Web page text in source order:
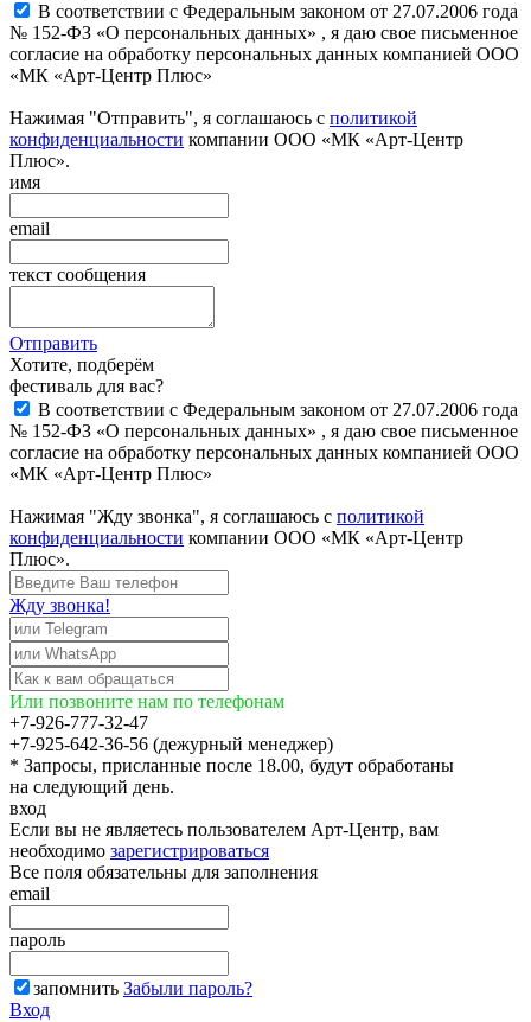
В соответствии с Федеральным законом от 27.07.2006 года
№ 152-ФЗ «О персональных данных» , я даю свое письменное
согласие на обработку персональных данных компанией ООО
«МК «Арт-Центр Плюс»
Нажимая "Отправить", я соглашаюсь с политикой
конфиденциальности компании ООО «МК «Арт-Центр
Плюс».
имя
email
текст сообщения
Отправить
Хотите, подберём
фестиваль для вас?
В соответствии с Федеральным законом от 27.07.2006 года
№ 152-ФЗ «О персональных данных» , я даю свое письменное
согласие на обработку персональных данных компанией ООО
«МК «Арт-Центр Плюс»
Нажимая "Жду звонка", я соглашаюсь с политикой
конфиденциальности компании ООО «МК «Арт-Центр
Плюс».
Жду звонка!
Или позвоните нам по телефонам
+7-926-777-32-47
+7-925-642-36-56 (дежурный менеджер)
* Запросы, присланные после 18.00, будут обработаны
на следующий день.
вход
Если вы не являетесь пользователем Арт-Центр, вам
необходимо зарегистрироваться
Все поля обязательны для заполнения
email
пароль
запомнить Забыли пароль?
Вход